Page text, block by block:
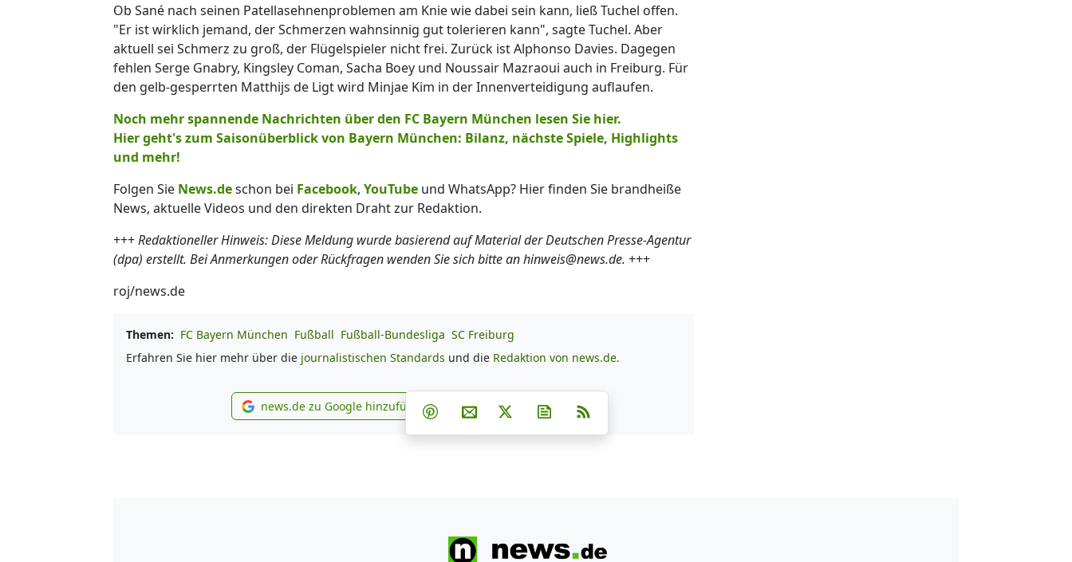
Ob Sané nach seinen Patellasehnenproblemen am Knie wie dabei sein kann, ließ Tuchel offen.
"Er ist wirklich jemand, der Schmerzen wahnsinnig gut tolerieren kann", sagte Tuchel. Aber
aktuell sei Schmerz zu groß, der Flügelspieler nicht frei. Zurück ist Alphonso Davies. Dagegen
fehlen Serge Gnabry, Kingsley Coman, Sacha Boey und Noussair Mazraoui auch in Freiburg. Für
den gelb-gesperrten Matthijs de Ligt wird Minjae Kim in der Innenverteidigung auflaufen.
Noch mehr spannende Nachrichten über den FC Bayern München lesen Sie hier.
Hier geht's zum Saisonüberblick von Bayern München: Bilanz, nächste Spiele, Highlights
und mehr!
Folgen Sie News.deschon bei Facebook, YouTube und WhatsApp? Hier finden Sie brandheiße
News, aktuelle Videos und den direkten Draht zur Redaktion.
+++Redaktioneller Hinweis: Diese Meldung wurde basierend auf Material der Deutschen Presse-Agentur
(dpa) erstellt. Bei Anmerkungen oder Rückfragen wenden Sie sich bitte an hinweis@news.de. +++
roj/news.de
Themen: FC Bayern München Fußball Fußball-Bundesliga SC Freiburg
Erfahren Sie hier mehr über die journalistischen Standards und die Redaktion von news.de.
news.de zu Google hinzufügen
news.de zu Google hinzufügen Teilen auf Facebook
Teilen auf Whatsapp
Teilen auf Telegram
Teilen auf Pinterest
Per E-Mail teilen
Post auf XNewsletter abonnieren